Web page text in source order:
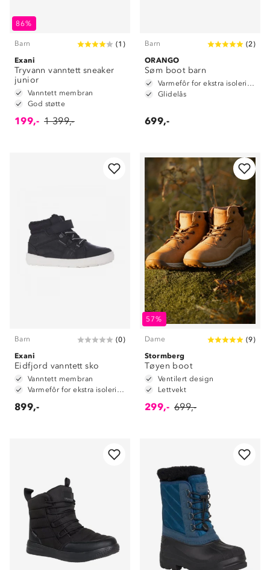
86%
Barn (1 )
Exani
Tryvann vanntett sneaker
junior
Vanntett membran
God støtte
199,- 1 399,-
Barn (2)
ORANGO
Søm boot barn
Varmefôr for ekstra isolering
Glidelås
699,-
Barn (0)
Exani
Eidfjord vanntett sko
Vanntett membran
Varmefôr for ekstra isolering
899,-
57%
Dame (9)
Stormberg
Tøyen boot
Ventilert design
Lettvekt
299,- 699,-